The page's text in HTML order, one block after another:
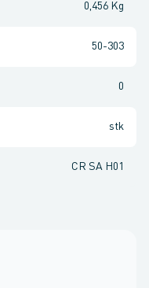
0,456 Kg
50-303
0
stk
CR SA H01